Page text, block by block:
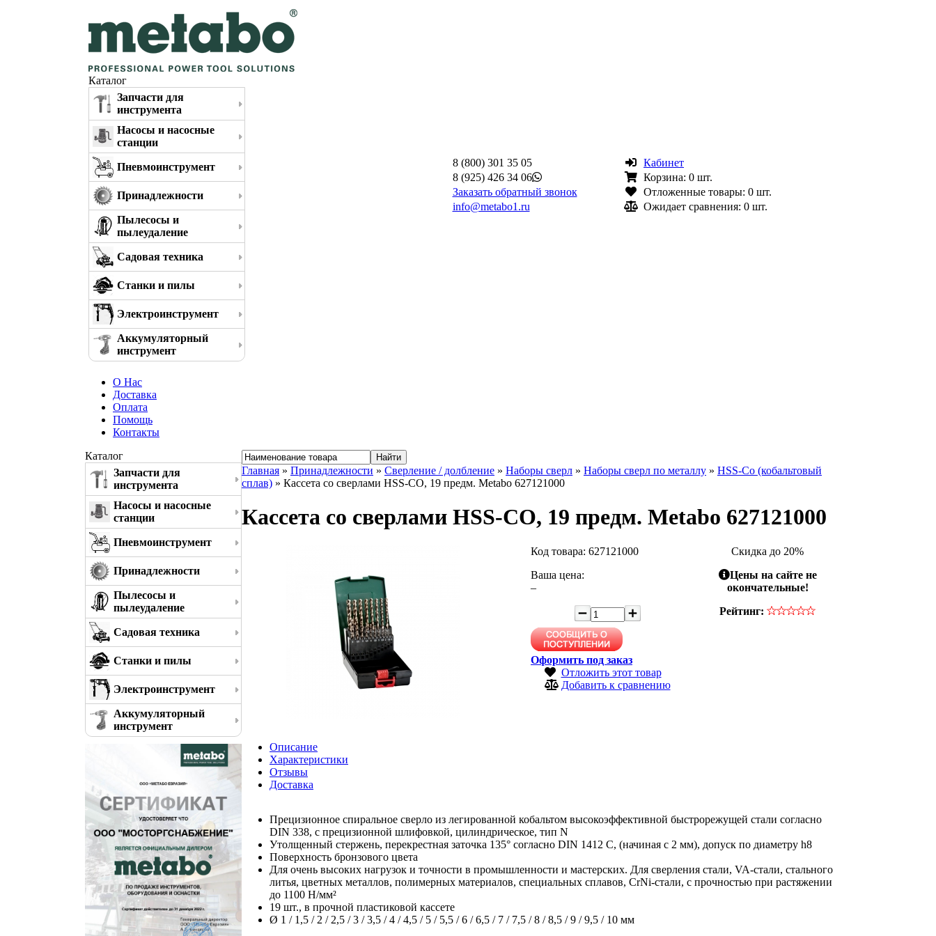
Каталог
Запчасти для
инструмента
Насосы и насосные
станции
Пневмоинструмент
Принадлежности
Пылесосы и
пылеудаление
Садовая техника
Станки и пилы
Электроинструмент
Аккумуляторный
инструмент
8 (800) 301 35 05
8 (925) 426 34 06
Заказать обратный звонок
info@metabo1.ru
Кабинет
Корзина: 0 шт.
Отложенные товары: 0 шт.
Ожидает сравнения: 0 шт.
О Нас
Доставка
Оплата
Помощь
Контакты
Каталог
Запчасти для
инструмента
Насосы и насосные
станции
Пневмоинструмент
Принадлежности
Пылесосы и
пылеудаление
Садовая техника
Станки и пилы
Электроинструмент
Аккумуляторный
инструмент
Главная » Принадлежности » Сверление / долбление » Наборы сверл » Наборы сверл по металлу » HSS-Co (кобальтовый
сплав) » Кассета со сверлами HSS-CO, 19 предм. Metabo 627121000
Кассета со сверлами HSS-CO, 19 предм. Metabo 627121000
Код товара: 627121000
Ваша цена:
–
Оформить под заказ
Отложить этот товар
Добавить к сравнению
Скидка до 20%
Цены на сайте не
окончательные!
Рейтинг:
Описание
Характеристики
Отзывы
Доставка
Прецизионное спиральное сверло из легированной кобальтом высокоэффективной быстрорежущей стали согласно
DIN 338, с прецизионной шлифовкой, цилиндрическое, тип N
Утолщенный стержень, перекрестная заточка 135° согласно DIN 1412 C, (начиная с 2 мм), допуск по диаметру h8
Поверхность бронзового цвета
Для очень высоких нагрузок и точности в промышленности и мастерских. Для сверления стали, VA-стали, стального
литья, цветных металлов, полимерных материалов, специальных сплавов, CrNi-стали, с прочностью при растяжении
до 1100 Н/мм²
19 шт., в прочной пластиковой кассете
Ø 1 / 1,5 / 2 / 2,5 / 3 / 3,5 / 4 / 4,5 / 5 / 5,5 / 6 / 6,5 / 7 / 7,5 / 8 / 8,5 / 9 / 9,5 / 10 мм